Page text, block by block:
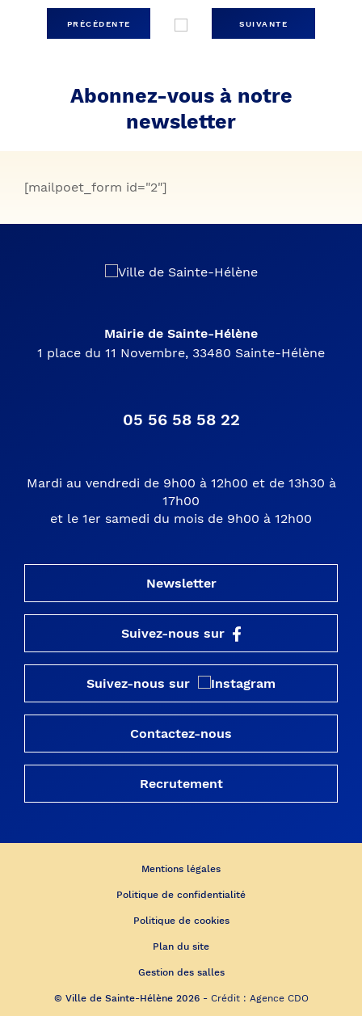
PRÉCÉDENTE SUIVANTE
Abonnez-vous à notre
newsletter
[mailpoet_form id="2"]
Mairie de Sainte-Hélène
1 place du 11 Novembre, 33480 Sainte-Hélène
05 56 58 58 22
Mardi au vendredi de 9h00 à 12h00 et de 13h30 à
17h00
et le 1er samedi du mois de 9h00 à 12h00
Newsletter
Suivez-nous sur
Suivez-nous sur
Contactez-nous
Recrutement
Mentions légales
Politique de confidentialité
Politique de cookies
Plan du site
Gestion des salles
© Ville de Sainte-Hélène 2026 - Crédit : Agence CDO